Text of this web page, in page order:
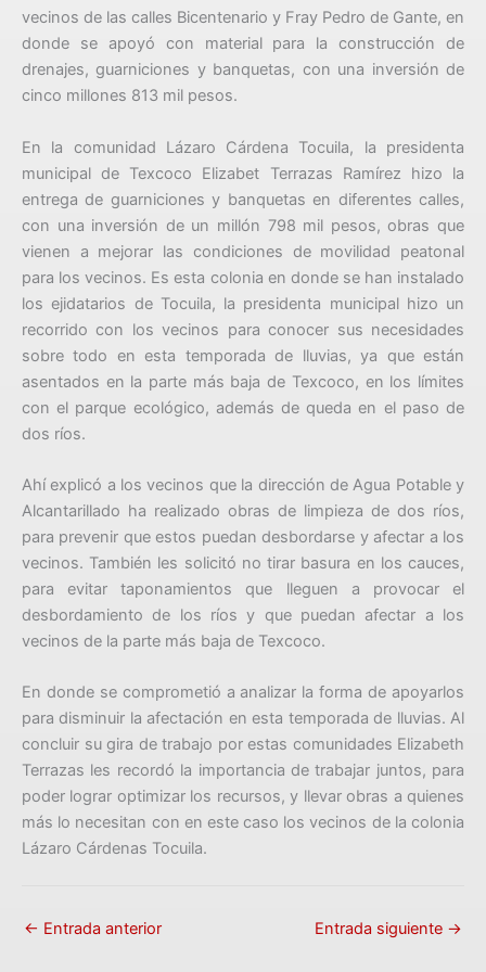
vecinos de las calles Bicentenario y Fray Pedro de Gante, en
donde se apoyó con material para la construcción de
drenajes, guarniciones y banquetas, con una inversión de
cinco millones 813 mil pesos.
En la comunidad Lázaro Cárdena Tocuila, la presidenta
municipal de Texcoco Elizabet Terrazas Ramírez hizo la
entrega de guarniciones y banquetas en diferentes calles,
con una inversión de un millón 798 mil pesos, obras que
vienen a mejorar las condiciones de movilidad peatonal
para los vecinos. Es esta colonia en donde se han instalado
los ejidatarios de Tocuila, la presidenta municipal hizo un
recorrido con los vecinos para conocer sus necesidades
sobre todo en esta temporada de lluvias, ya que están
asentados en la parte más baja de Texcoco, en los límites
con el parque ecológico, además de queda en el paso de
dos ríos.
Ahí explicó a los vecinos que la dirección de Agua Potable y
Alcantarillado ha realizado obras de limpieza de dos ríos,
para prevenir que estos puedan desbordarse y afectar a los
vecinos. También les solicitó no tirar basura en los cauces,
para evitar taponamientos que lleguen a provocar el
desbordamiento de los ríos y que puedan afectar a los
vecinos de la parte más baja de Texcoco.
En donde se comprometió a analizar la forma de apoyarlos
para disminuir la afectación en esta temporada de lluvias. Al
concluir su gira de trabajo por estas comunidades Elizabeth
Terrazas les recordó la importancia de trabajar juntos, para
poder lograr optimizar los recursos, y llevar obras a quienes
más lo necesitan con en este caso los vecinos de la colonia
Lázaro Cárdenas Tocuila.
← Entrada anterior Entrada siguiente →